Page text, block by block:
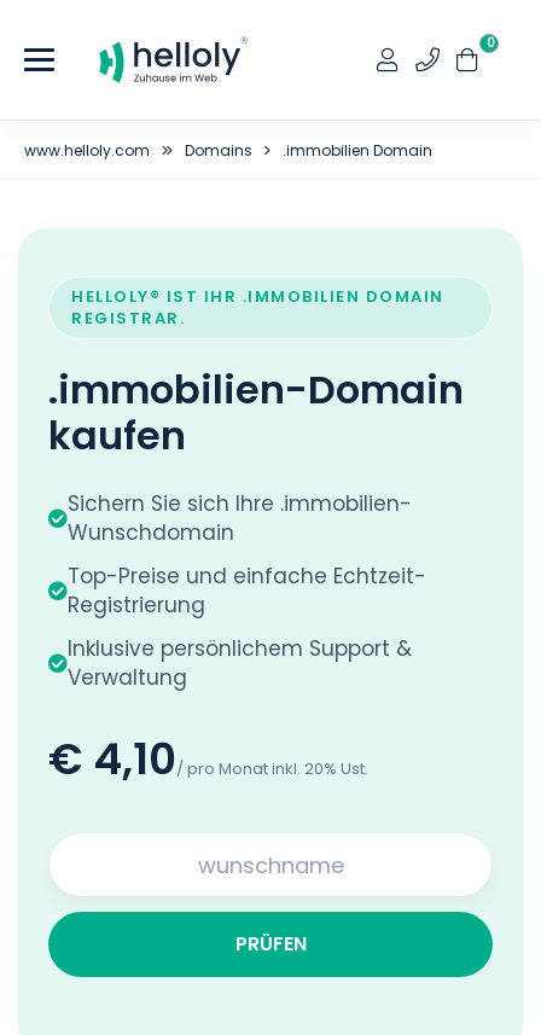
0
www.helloly.com Domains .immobilien Domain
HELLOLY® IST IHR .IMMOBILIEN DOMAIN
REGISTRAR.
.immobilien-Domain
kaufen
Sichern Sie sich Ihre .immobilien-
Wunschdomain
Top-Preise und einfache Echtzeit-
Registrierung
Inklusive persönlichem Support &
Verwaltung
€ 4,10/ pro Monat inkl. 20% Ust.
PRÜFEN